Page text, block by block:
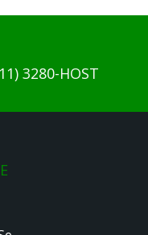
3280-HOST